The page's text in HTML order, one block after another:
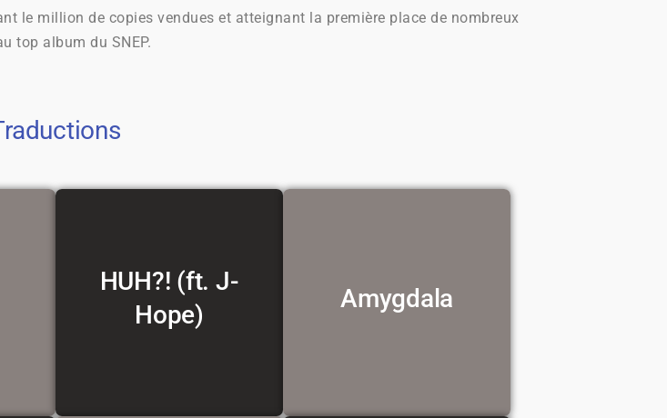
le million de copies vendues et atteignant la première place de nombreux
top album du SNEP.
HUH?! (ft. J-
Hope)
Voir la traduction Amygdala
Voir la traduction